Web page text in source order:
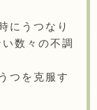
にうつなり
数々の不調
つを克服す